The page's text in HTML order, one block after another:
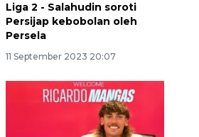
Liga 2 - Salahudin soroti
Persijap kebobolan oleh
Persela
11 September 2023 20:07